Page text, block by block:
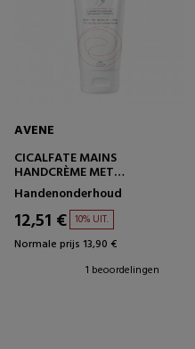
AVENE
CICALFATE MAINS
HANDCRÈME MET
HERSTELLENDE WERKING
VOOR DE HUIDBARRIÈRE
Handenonderhoud
12,51 € 10% UIT.
Normale prijs 13,90 €
1 beoordelingen